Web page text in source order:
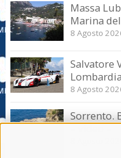
Massa
Marina
8 Agosto
Salvatore
8 Agosto
Sorrento.
– video –